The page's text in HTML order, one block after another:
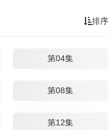
排序
第04集
第08集
第12集